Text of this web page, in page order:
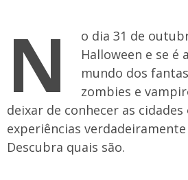
N
o dia 31 de
Halloween e se é
mundo dos
zombies e
deixar de conhecer as cidades
experiências
Descubra quais são.